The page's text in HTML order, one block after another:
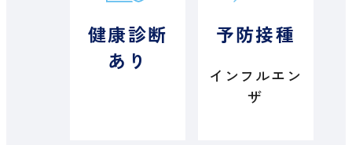
健康診断
あり
予防接種
インフルエン
ザ